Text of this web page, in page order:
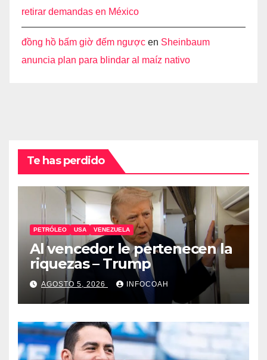
retirar demandas en México
đồng hồ bấm giờ đếm ngược en Sheinbaum
anuncia plan para blindar al maíz nativo
Te has perdido
PETRÓLEO USA VENEZUELA
Al vencedor le pertenecen la
riquezas – Trump
AGOSTO 5, 2026 INFOCOAH